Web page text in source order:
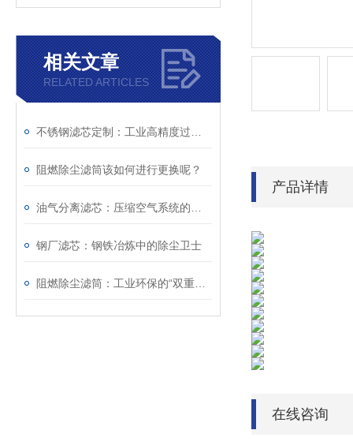
相关文章
RELATED ARTICLES
阻燃除尘滤筒该如何进行更换呢？
钢厂滤芯：钢铁冶炼中的除尘卫士
产品详情
在线咨询